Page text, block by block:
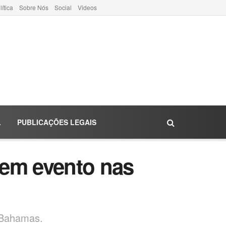
Sobre Nós Social Videos
PUBLICAÇÕES LEGAIS
evento nas